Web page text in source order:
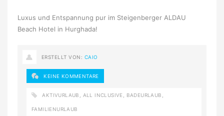
Luxus und Entspannung pur im Steigenberger ALDAU
Beach Hotel in Hurghada!
ERSTELLT VON: CAIO
KEINE KOMMENTARE
AKTIVURLAUB ALL INCLUSIVE BADEURLAUB
FAMILIENURLAUB